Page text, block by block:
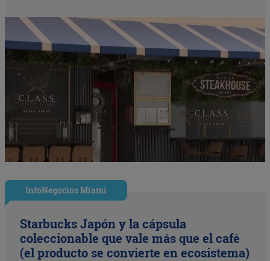
InfoNegocios Miami
Starbucks Japón y la cápsula
coleccionable que vale más que el café
(el producto se convierte en ecosistema)